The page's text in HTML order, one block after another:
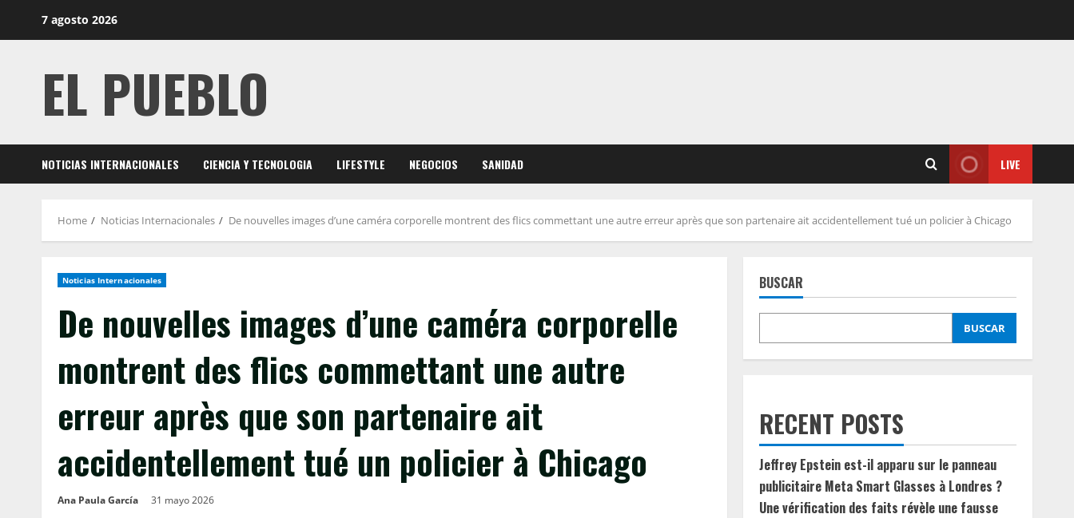
7 agosto 2026
EL PUEBLO
NOTICIAS INTERNACIONALES CIENCIA Y TECNOLOGIA LIFESTYLE NEGOCIOS SANIDAD LIVE
Home Noticias Internacionales De nouvelles images d’une caméra corporelle montrent des flics commettant une autre erreur après que son partenaire ait accidentellement tué un policier à Chicago
Noticias Internacionales
De nouvelles images d’une caméra corporelle
montrent des flics commettant une autre
erreur après que son partenaire ait
accidentellement tué un policier à Chicago
Ana Paula García 31 mayo 2026
BUSCAR
BUSCAR
RECENT POSTS
Jeffrey Epstein est-il apparu sur le panneau
publicitaire Meta Smart Glasses à Londres ?
Une vérification des faits révèle une fausse